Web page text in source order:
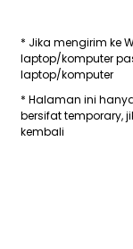
* Jika mengirim ke
laptop/komputer
laptop/komputer
* Halaman ini
bersifat temporary,
kembali